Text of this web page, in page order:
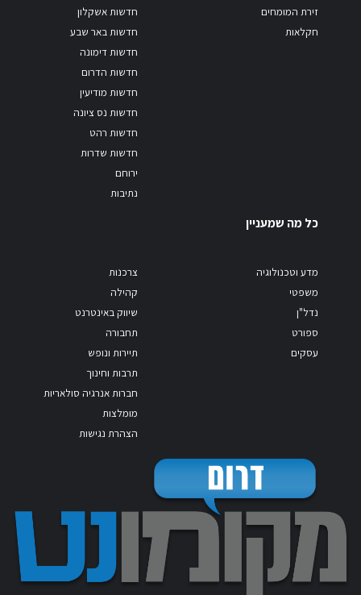
זירת המומחים
חקלאות
חדשות אשקלון
חדשות באר שבע
חדשות דימונה
חדשות הדרום
חדשות מודיעין
חדשות נס ציונה
חדשות רהט
חדשות שדרות
ירוחם
נתיבות
כל מה שמעניין
מדע וטכנולוגיה
משפטי
נדל"ן
ספורט
עסקים
צרכנות
קהילה
שיווק באינטרנט
תחבורה
תיירות ונופש
תרבות וחינוך
חברות אנרגיה סולאריות
מומלצות
הצהרת נגישות